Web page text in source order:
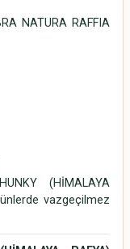
NATURA RAFFIA
(HİMALAYA
vazgeçilmez